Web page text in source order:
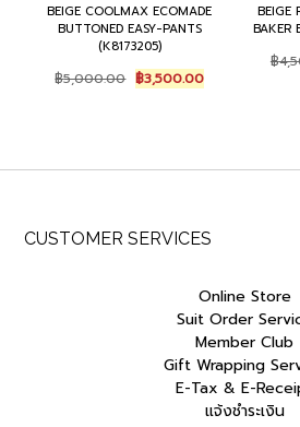
BEIGE COOLMAX ECOMADE
BUTTONED EASY-PANTS
(K8173205)
฿5,000.00 Original
price
฿3,500.00Current
price
BEIGE
BAKER
฿
CUSTOMER SERVICES
Online Store
Suit Order
Member Club
Gift Wrapping
E-Tax & E-
แจ้งชำระเงิน